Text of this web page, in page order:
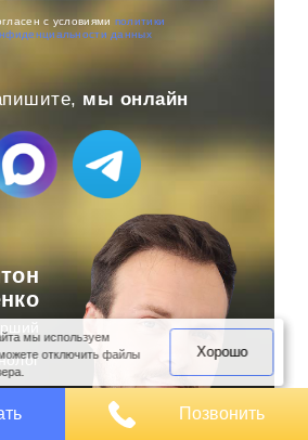
с условиями политики
данных
мы онлайн
мы используем
отключить файлы
Хорошо
Позвонить